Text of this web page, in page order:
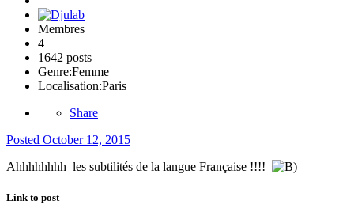
Membres
4
1642 posts
Genre:Femme
Localisation:Paris
Share
Posted October 12, 2015
Ahhhhhhhh les subtilités de la langue Française !!!!
Link to post